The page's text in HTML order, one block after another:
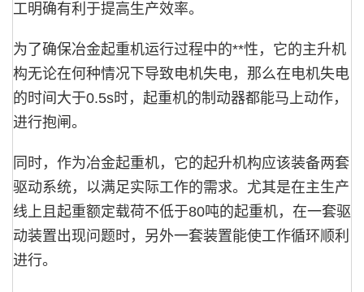
工明确有利于提高生产效率。
为了确保冶金起重机运行过程中的**性，它的主升机
构无论在何种情况下导致电机失电，那么在电机失电
的时间大于0.5s时，起重机的制动器都能马上动作，
进行抱闸。
同时，作为冶金起重机，它的起升机构应该装备两套
驱动系统，以满足实际工作的需求。尤其是在主生产
线上且起重额定载荷不低于80吨的起重机，在一套驱
动装置出现问题时，另外一套装置能使工作循环顺利
进行。